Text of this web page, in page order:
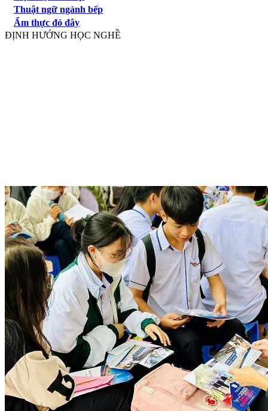
Thuật ngữ ngành bếp
Ẩm thực đó đây
ĐỊNH HƯỚNG HỌC NGHỀ